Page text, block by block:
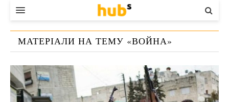
ВЛАДА
ЕКОНОМІКА
БІЗНЕС
СТАРТЕР
МАТЕРІАЛИ НА ТЕМУ «ВОЙНА»